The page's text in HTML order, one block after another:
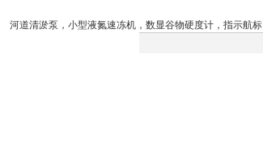
河道清淤泵 ， 小型液氮速冻机 ， 数显谷物硬度计 ， 指示航标